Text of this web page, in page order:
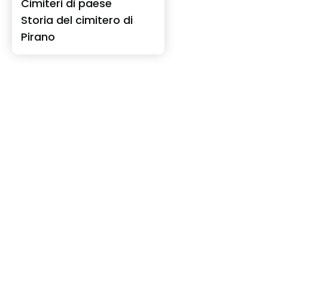
Cimiteri di paese
Storia del cimitero di
Pirano